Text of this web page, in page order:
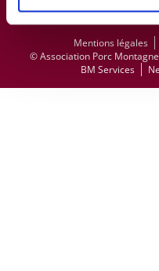
Mentions légales
© Association Porc
BM Services